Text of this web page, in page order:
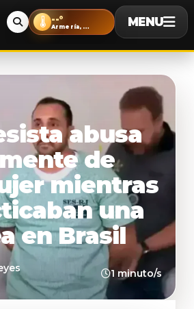
🌡️ --°
Armería, Colima MENU
abusa
de
mientras
una
en Brasil
1 minuto/s